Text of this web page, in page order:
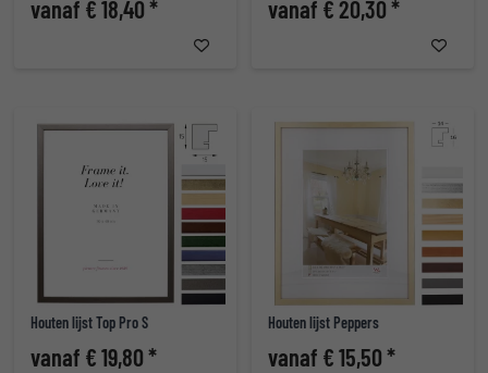
vanaf € 18,40 * vanaf € 20,30 *
Houten lijst Top Pro S
vanaf € 19,80 *
Houten lijst Peppers
vanaf € 15,50 *